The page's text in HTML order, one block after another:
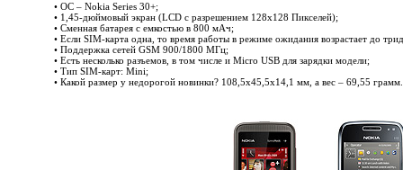
• ОС – Nokia Series 30+;
• 1,45-дюймовый экран (LCD с разрешением 128х128 Пикселей);
• Сменная батарея с емкостью в 800 мАч;
• Если SIM-карта одна, то время работы в режиме ожидания возрастает до
• Поддержка сетей GSM 900/1800 МГц;
• Есть несколько разъемов, в том числе и Micro USB для зарядки модели;
• Тип SIM-карт: Mini;
• Какой размер у недорогой новинки? 108,5х45,5х14,1 мм, а вес – 69,55 грамм.